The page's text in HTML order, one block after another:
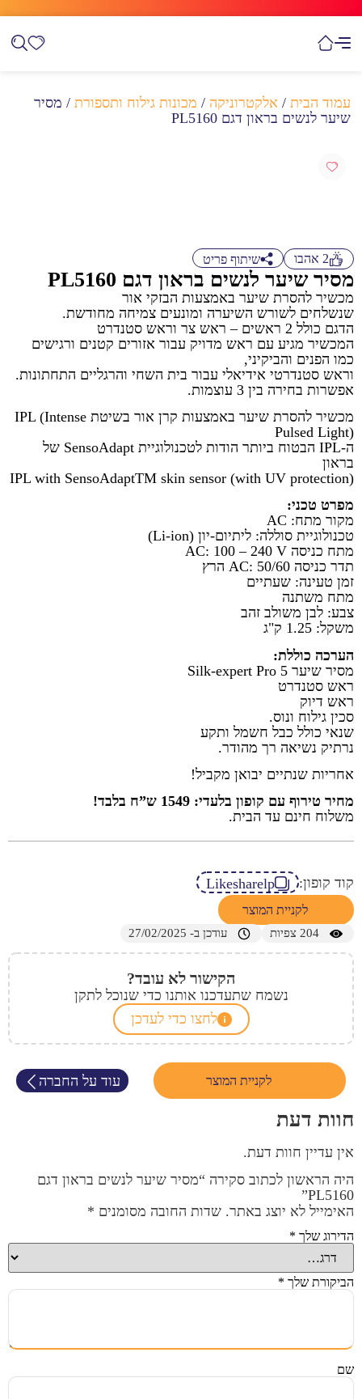
עמוד הבית / אלקטרוניקה / מכונות גילוח ותספורת / מסיר
שיער לנשים בראון דגם PL5160
2 אהבו שיתוף פריט
מסיר שיער לנשים בראון דגם PL5160
מכשיר להסרת שיער באמצעות הבזקי אור
שנשלחים לשורש השיערה ומונעים צמיחה מחודשת.
הדגם כולל 2 ראשים – ראש צר וראש סטנדרט
המכשיר מגיע עם ראש מדויק עבור אזורים קטנים ורגישים
כמו הפנים והביקיני,
וראש סטנדרטי אידיאלי עבור בית השחי והרגליים התחתונות.
אפשרות בחירה בין 3 עוצמות.
מכשיר להסרת שיער באמצעות קרן אור בשיטת IPL (Intense
Pulsed Light)
ה-IPL הבטוח ביותר הודות לטכנולוגיית SensoAdapt של
בראון
IPL with SensoAdaptTM skin sensor (with UV protection)
מפרט טכני:
מקור מתח: AC
טכנולוגיית סוללה: ליתיום-יון (Li-ion)
מתח כניסה AC: 100 – 240 V
תדר כניסה AC: 50/60 הרץ
זמן טעינה: שעתיים
מתח משתנה
צבע: לבן משולב זהב
משקל: 1.25 ק"ג
הערכה כוללת:
מסיר שיער Silk-expert Pro 5
ראש סטנדרט
ראש דיוק
סכין גילוח ונוס.
שנאי כולל כבל חשמל ותקע
נרתיק נשיאה רך מהודר.
אחריות שנתיים יבואן מקביל!
מחיר טירוף עם קופון בלעדי: 1549 ש”ח בלבד!
משלוח חינם עד הבית.
קוד קופון: Likesharelp
לקניית המוצר
204 צפיות עודכן ב- 27/02/2025
הקישור לא עובד?
נשמח שתעדכנו אותנו כדי שנוכל לתקן
לחצו כדי לעדכן
לקניית המוצר עוד על החברה
חוות דעת
אין עדיין חוות דעת.
היה הראשון לכתוב סקירה “מסיר שיער לנשים בראון דגם
PL5160”
האימייל לא יוצג באתר. שדות החובה מסומנים *
הדירוג שלך *
הביקורת שלך *
שם